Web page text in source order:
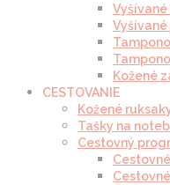
Kožené
CESTOVANIE
Kožené
Tašky na
Cestovný